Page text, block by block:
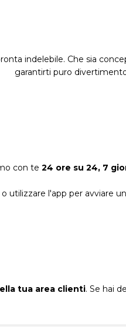
indelebile. Che sia
garantirti puro
con te 24 ore su 24, 7
utilizzare l'app per avviare
tua area clienti. Se hai